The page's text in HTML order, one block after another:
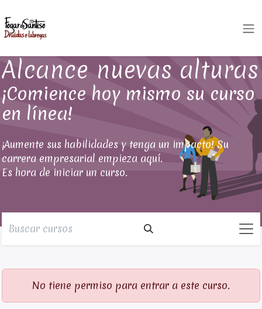
Alcance nuevas alturas
¡Comience hoy mismo su curso
en línea!
¡Aumente sus habilidades y tenga un impacto! Su
carrera empresarial empieza aquí.
Es hora de iniciar un curso.
No tiene permiso para entrar a este curso.